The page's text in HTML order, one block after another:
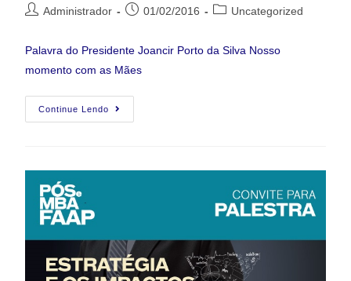
Administrador 01/02/2016 Uncategorized
Palavra do Presidente Joancir Porto da Silva Nosso
momento com as Mães
Continue Lendo